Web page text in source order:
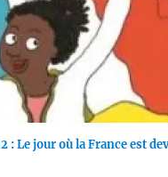
: Le jour où la France est